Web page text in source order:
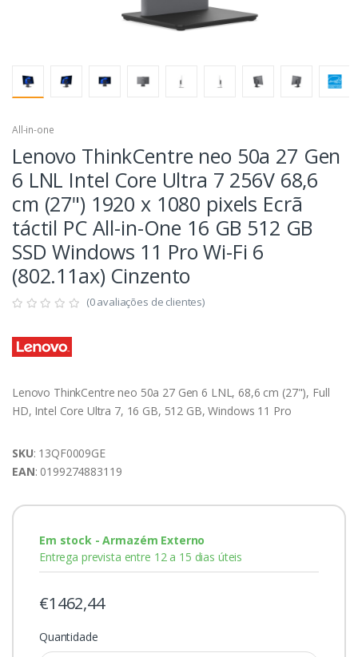
All-in-one
Lenovo ThinkCentre neo 50a 27 Gen
6 LNL Intel Core Ultra 7 256V 68,6
cm (27") 1920 x 1080 pixels Ecrã
táctil PC All-in-One 16 GB 512 GB
SSD Windows 11 Pro Wi-Fi 6
(802.11ax) Cinzento
(0 avaliações de clientes)
Lenovo ThinkCentre neo 50a 27 Gen 6 LNL, 68,6 cm (27"), Full
HD, Intel Core Ultra 7, 16 GB, 512 GB, Windows 11 Pro
SKU: 13QF0009GE
EAN: 0199274883119
Em stock - Armazém Externo
Entrega prevista entre 12 a 15 dias úteis
€1462,44
Quantidade